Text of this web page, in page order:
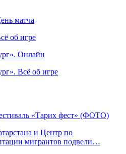
матча
об игре
Онлайн
Всё об игре
«Тарих фест» (ФОТО)
и Центр по
мигрантов подвели…